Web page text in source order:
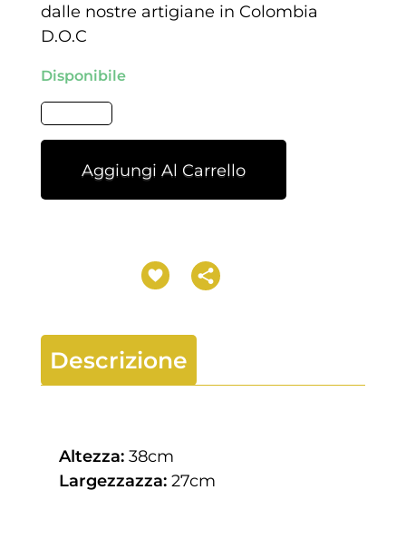
dalle nostre artigiane in Colombia
D.O.C
Disponibile
Aggiungi Al Carrello
Descrizione
Altezza: 38cm
Largezzazza: 27cm